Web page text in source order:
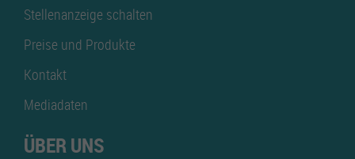
Stellenanzeige schalten
Preise und Produkte
Kontakt
Mediadaten
ÜBER UNS